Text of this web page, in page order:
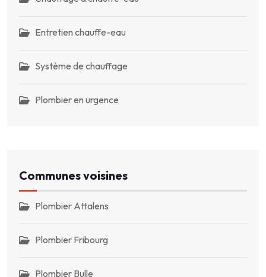
Entretien chauffe-eau
Système de chauffage
Plombier en urgence
Communes voisines
Plombier Attalens
Plombier Fribourg
Plombier Bulle